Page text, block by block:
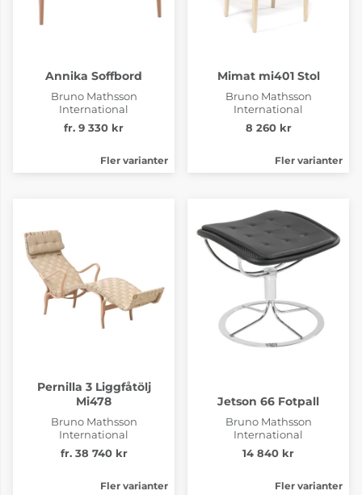
Annika Soffbord
Bruno Mathsson
International
fr. 9 330 kr
Fler varianter
Mimat mi401 Stol
Bruno Mathsson
International
8 260 kr
Fler varianter
Pernilla 3 Liggfåtölj
Mi478
Bruno Mathsson
International
fr. 38 740 kr
Fler varianter
Jetson 66 Fotpall
Bruno Mathsson
International
14 840 kr
Fler varianter